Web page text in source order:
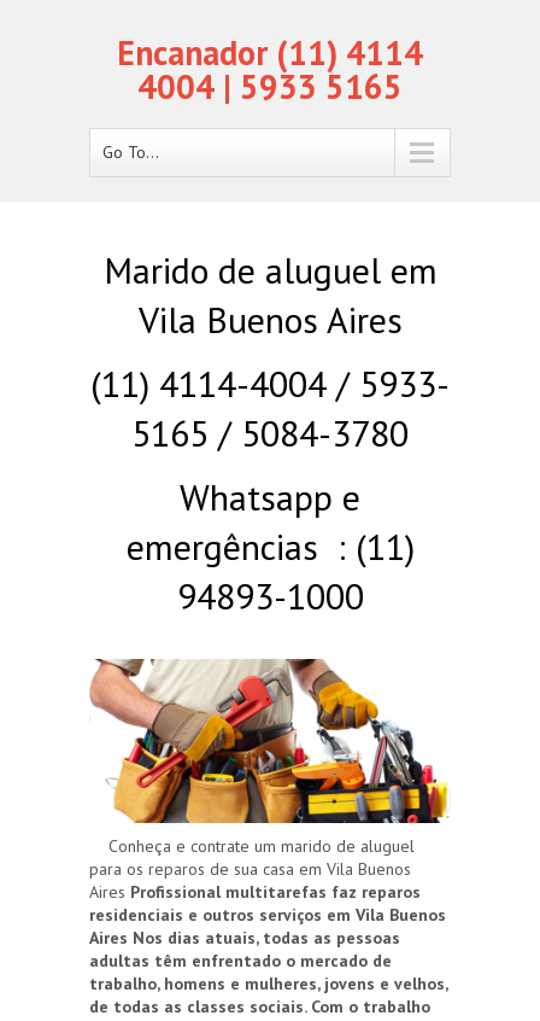
Encanador (11) 4114
4004 | 5933 5165
Go To...
Marido de aluguel em
Vila Buenos Aires
(11) 4114-4004 / 5933-
5165 / 5084-3780
Whatsapp e
emergências : (11)
94893-1000
Conheça e contrate um marido de aluguel
para os reparos de sua casa em Vila Buenos
Aires Profissional multitarefas faz reparos
residenciais e outros serviços em Vila Buenos
Aires Nos dias atuais, todas as pessoas
adultas têm enfrentado o mercado de
trabalho, homens e mulheres, jovens e velhos,
de todas as classes sociais. Com o trabalho